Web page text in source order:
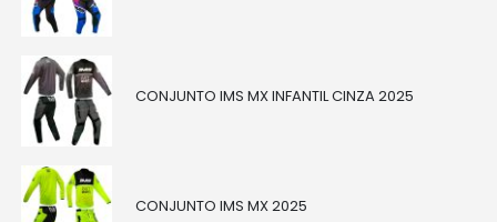
CONJUNTO IMS MX INFANTIL CINZA 2025
CONJUNTO IMS MX 2025